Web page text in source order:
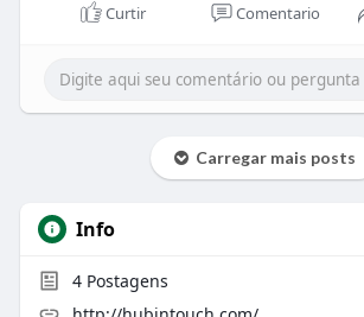
Curtir Comentario
Carregar mais posts
Info
4Postagens